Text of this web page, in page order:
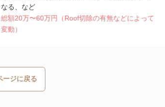
なる、など
総額20万〜60万円（Roof切除の有無などによって
変動）
ージに戻る